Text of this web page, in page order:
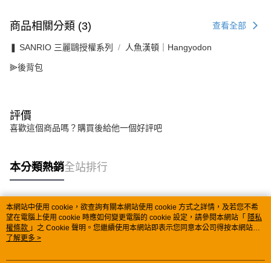
商品相關分類 (3) 查看全部
❚ SANRIO 三麗鷗授權系列 人魚漢頓｜Hangyodon
⫸後背包
評價
喜歡這個商品嗎？購買後給他一個好評吧
本分類熱銷全站排行
熱門標籤
本網站中使用 cookie，欲查詢有關本網站使用 cookie 方式之詳情，及若您不希
望在電腦上使用 cookie 時應如何變更電腦的 cookie 設定，請參閱本網站「 隱私
權條款 」之 Cookie 聲明。您繼續使用本網站即表示您同意本公司得按本網站使
用條款之 Cookie 聲明使用 cookie。
了解更多 >